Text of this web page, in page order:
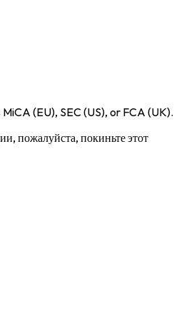
MiCA (EU), SEC (US), or FCA (UK).
пожалуйста, покиньте этот